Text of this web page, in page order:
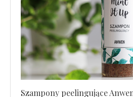
Szampony peelingujące